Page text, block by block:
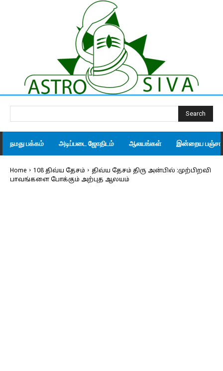
Search
நமது பக்கம் அடிப்படை ஜோதிடம் ஆலயங்கள் இன்றைய
Home 108 திவ்ய தேசம்
திவ்ய தேசம் திரு அன்பில் :முற்பிறவி
பாவங்களை போக்கும் அற்புத ஆலயம்